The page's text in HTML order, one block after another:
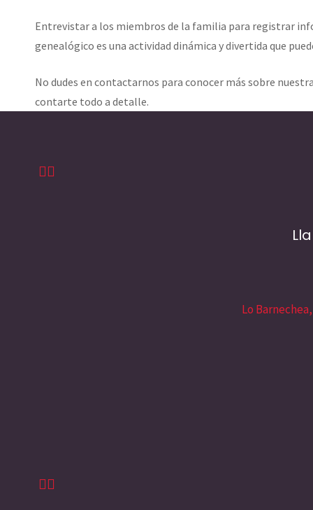
Entrevistar a los miembros de la familia para registrar
genealógico es una actividad dinámica y divertida que
No dudes en contactarnos para conocer más sobre
contarte todo a detalle.
Lo